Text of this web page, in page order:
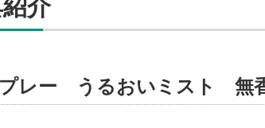
プレー うるおいミスト 無